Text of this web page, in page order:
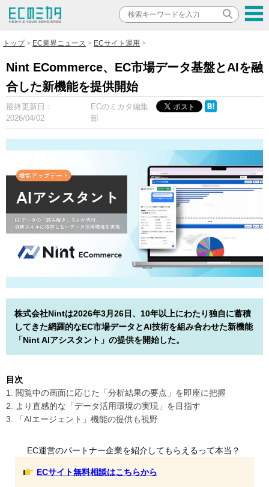
トップ EC業界ニュース ECサイト運用
Nint ECommerce、EC市場データ基盤とAIを融
合した新機能を提供開始
最終更新日：
2026/04/02
ECのミカタ編集
部
株式会社Nintは2026年3月26日、10年以上にわたり独自に蓄積
してきた網羅的なEC市場データとAI技術を組み合わせた新機能
「Nint AIアシスタント」の提供を開始した。
目次
1. 閲覧中の画面に応じた「分析結果の要点」を即座に把握
2. より直感的な「データ活用環境の実現」を目指す
3. 「AIエージェント」機能の提供も視野
EC運営のパートナー企業を紹介してもらえるって本当？
ECサイト無料相談はこちらから